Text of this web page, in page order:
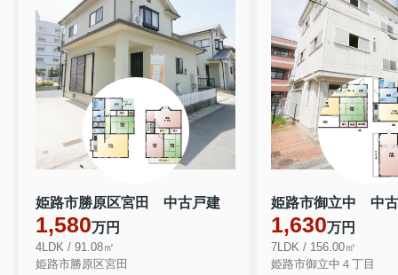
★号棟 ：F号棟
★間取 ：4LDK
★価格 ：3,290万円
⇒物件詳細はこちらをクリックくださいませ
姫路市勝原区宮田 中古戸建
1,580万円
4LDK / 91.08㎡
姫路市勝原区宮田
姫路市御立中 中
1,630万円
7LDK / 156.00㎡
姫路市御立中４丁目